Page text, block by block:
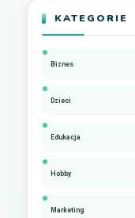
KATEGORIE
Biznes
Dzieci
Edukacja
Hobby
Marketing